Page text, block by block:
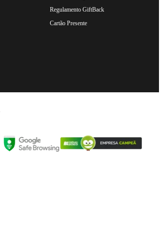
Regulamento GiftBack
Cartão Presente